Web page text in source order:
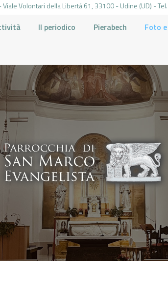
Viale Volontari della Libertá 61, 33100 - Udine (UD) -
Il periodico Pierabech Foto
PARROCCHIA
PARROCO
ATTIVITÀ
PERIODICO
E VIDEO